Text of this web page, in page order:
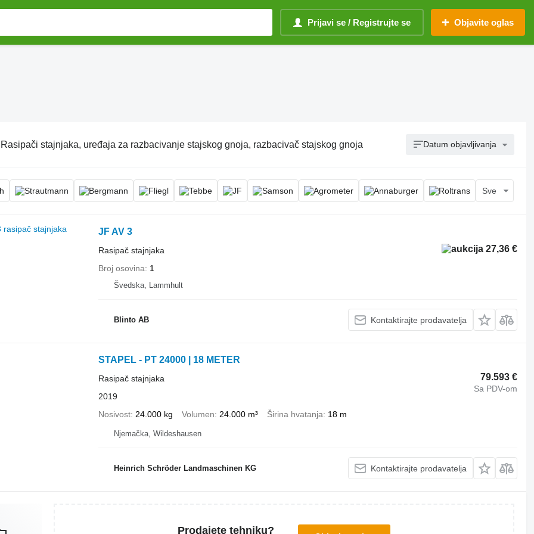
Prijavi se / Registrujte se Objavite oglas
Rasipači stajnjaka, uređaja za razbacivanje stajskog gnoja, razbacivač stajskog gnoja Datum objavljivanja
Sve
JF AV 3
27,36 €
Rasipač stajnjaka
Broj osovina
1
Švedska, Lammhult
Blinto AB Kontaktirajte prodavatelja
STAPEL - PT 24000 | 18 METER
79.593 €
Sa PDV-om
Rasipač stajnjaka
2019
Nosivost 24.000 kg Volumen 24.000 m³ Širina hvatanja 18 m
Njemačka, Wildeshausen
Heinrich Schröder Landmaschinen KG Kontaktirajte prodavatelja
Prodajete tehniku?